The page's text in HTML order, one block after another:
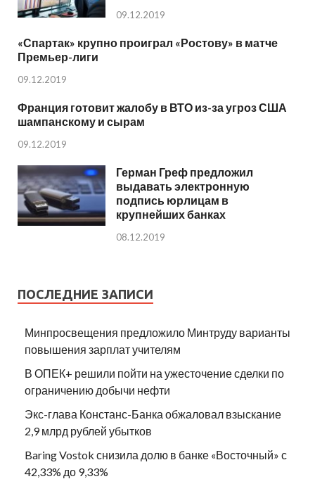
09.12.2019
«Спартак» крупно проиграл «Ростову» в матче
Премьер-лиги
09.12.2019
Франция готовит жалобу в ВТО из-за угроз США
шампанскому и сырам
09.12.2019
Герман Греф предложил
выдавать электронную
подпись юрлицам в
крупнейших банках
08.12.2019
ПОСЛЕДНИЕ ЗАПИСИ
Минпросвещения предложило Минтруду варианты
повышения зарплат учителям
В ОПЕК+ решили пойти на ужесточение сделки по
ограничению добычи нефти
Экс-глава Констанс-Банка обжаловал взыскание
2,9 млрд рублей убытков
Baring Vostok снизила долю в банке «Восточный» с
42,33% до 9,33%